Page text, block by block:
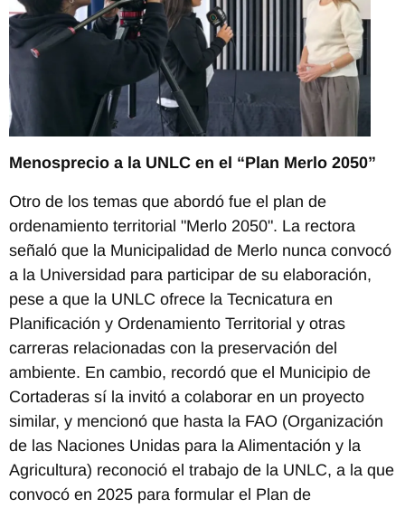
Menosprecio a la UNLC en el “Plan Merlo 2050”
Otro de los temas que abordó fue el plan de
ordenamiento territorial "Merlo 2050". La rectora
señaló que la Municipalidad de Merlo nunca convocó
a la Universidad para participar de su elaboración,
pese a que la UNLC ofrece la Tecnicatura en
Planificación y Ordenamiento Territorial y otras
carreras relacionadas con la preservación del
ambiente. En cambio, recordó que el Municipio de
Cortaderas sí la invitó a colaborar en un proyecto
similar, y mencionó que hasta la FAO (Organización
de las Naciones Unidas para la Alimentación y la
Agricultura) reconoció el trabajo de la UNLC, a la que
convocó en 2025 para formular el Plan de